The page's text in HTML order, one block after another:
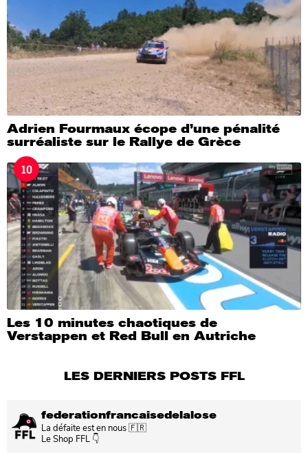
Adrien Fourmaux écope d’une pénalité
surréaliste sur le Rallye de Grèce
10
Les 10 minutes chaotiques de
Verstappen et Red Bull en Autriche
LES DERNIERS POSTS FFL
federationfrancaisedelalose
La défaite est en nous 🇫🇷
Le Shop FFL 👇